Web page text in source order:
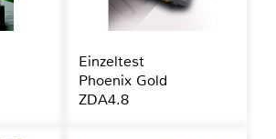
Einzeltest
Phoenix Gold
ZDA4.8